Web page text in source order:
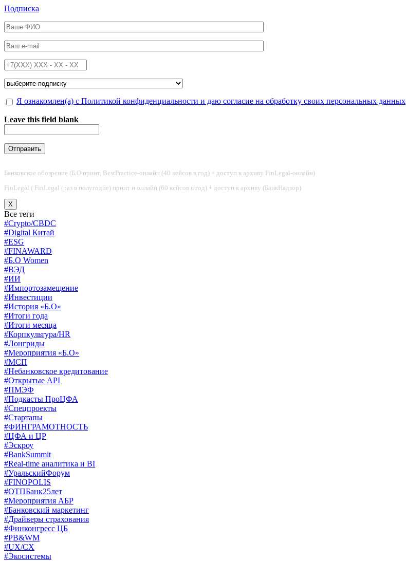
Перейти к основному содержанию
Подписка
ФИО*
Email*
Телефон*
Подписка на*
Обработка персональных данных*
Я ознакомлен(а) с Политикой конфиденциальности и даю согласие на обработку своих персональных данных
Leave this field blank
Банковское обозрение (Б.О принт, BestPractice-онлайн (40 кейсов в год) + доступ к архиву FinLegal-онлайн)
FinLegal ( FinLegal (раз в полугодие) принт и онлайн (60 кейсов в год) + доступ к архиву (БанкНадзор)
X
Все теги
#Crypto/CBDC
#Digital Китай
#ESG
#FINAWARD
#Б.О Women
#ВЭД
#ИИ
#Импортозамещение
#Инвестиции
#История «Б.О»
#Итоги года
#Итоги месяца
#Корпкультура/HR
#Лонгриды
#Мероприятия «Б.О»
#МСП
#Небанковское кредитование
#Открытые API
#ПМЭФ
#Подкасты ПроЦФА
#Спецпроекты
#Стартапы
#ФИНГРАМОТНОСТЬ
#ЦФА и ЦР
#Эскроу
#BankSummit
#Real-time аналитика и BI
#УральскийФорум
#FINOPOLIS
#ОТПБанк25лет
#Мероприятия АБР
#Банковский маркетинг
#Драйверы страхования
#Финконгресс ЦБ
#PB&WM
#UX/CX
#Экосистемы